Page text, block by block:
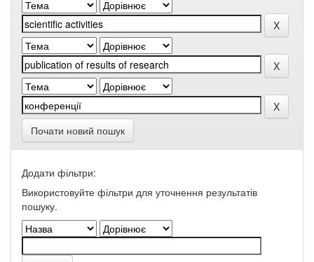
Почати новий пошук
Додати фільтри:
Використовуйте фільтри для уточнення результатів
пошуку.